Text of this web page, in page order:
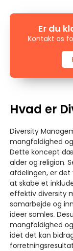
Er du
Kontakt os
Hvad er
Diversity
mangfoldighed
Dette koncept
alder og religion.
afdelingen, er
at skabe et
effektiv diversity
samarbejde og
ideer samles.
mangfoldighed
idet det kan